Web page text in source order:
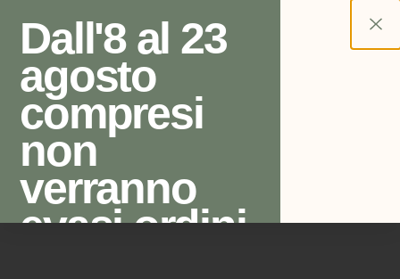
Dall'8 al 23
agosto
compresi
non
verranno
evasi ordini